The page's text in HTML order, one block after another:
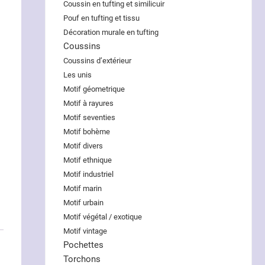
Coussin en tufting et similicuir
Pouf en tufting et tissu
Décoration murale en tufting
Coussins
Coussins d’extérieur
Les unis
Motif géometrique
Motif à rayures
Motif seventies
Motif bohème
Motif divers
Motif ethnique
Motif industriel
Motif marin
Motif urbain
Motif végétal / exotique
Motif vintage
Pochettes
Torchons